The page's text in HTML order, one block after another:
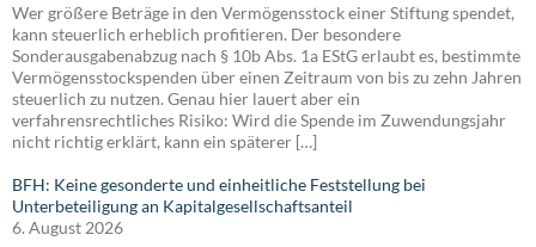
Wer größere Beträge in den Vermögensstock einer Stiftung spendet,
kann steuerlich erheblich profitieren. Der besondere
Sonderausgabenabzug nach § 10b Abs. 1a EStG erlaubt es, bestimmte
Vermögensstockspenden über einen Zeitraum von bis zu zehn Jahren
steuerlich zu nutzen. Genau hier lauert aber ein
verfahrensrechtliches Risiko: Wird die Spende im Zuwendungsjahr
nicht richtig erklärt, kann ein späterer […]
BFH: Keine gesonderte und einheitliche Feststellung bei
Unterbeteiligung an Kapitalgesellschaftsanteil
6. August 2026